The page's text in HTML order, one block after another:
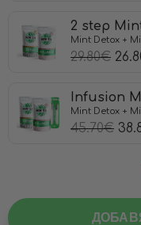
2 step
Mint Detox +
29.80€
Infusion
Mint Detox +
45.70€